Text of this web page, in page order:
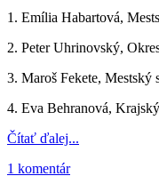
1. Emília Habartová,
2. Peter Uhrinovský,
3. Maroš Fekete, Mestský
4. Eva Behranová,
Čítať ďalej...
1 komentár